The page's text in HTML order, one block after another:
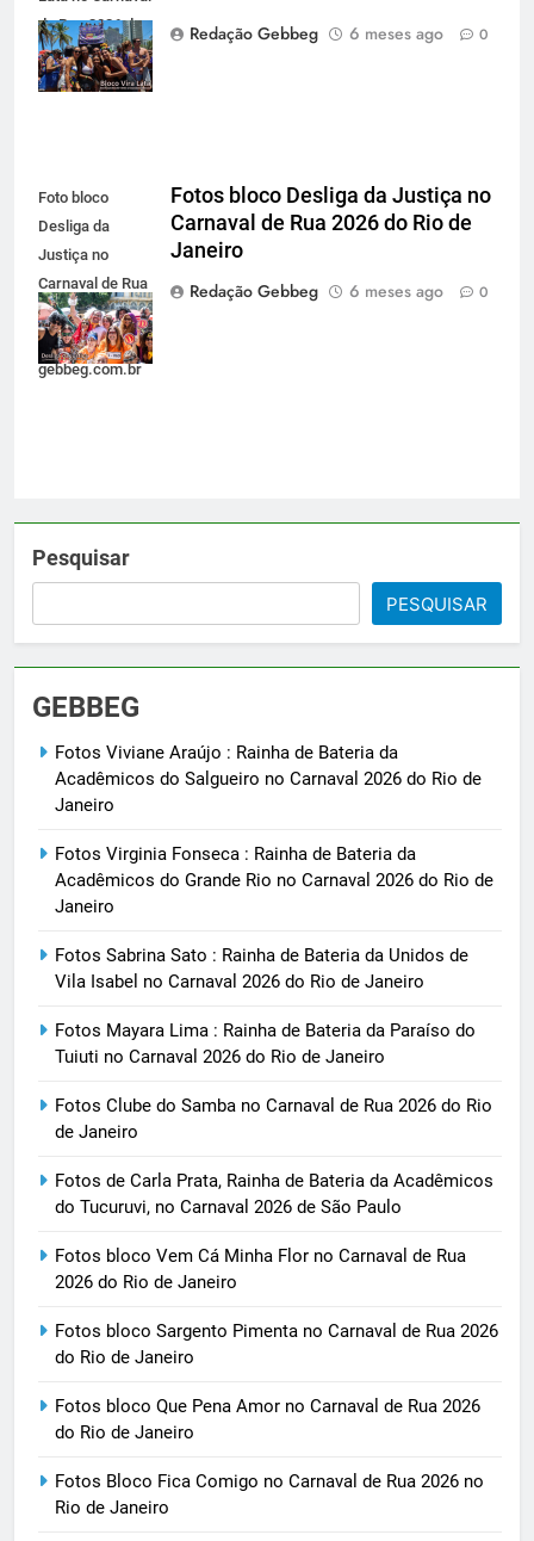
de Rua 2026 do
Rio de Janeiro
Redação Gebbeg
6 meses ago 0
Foto bloco
Desliga da
Justiça no
Carnaval de Rua
2026 do Rio de
Janeiro -
gebbeg.com.br
Fotos bloco Desliga da Justiça no
Carnaval de Rua 2026 do Rio de
Janeiro
Redação Gebbeg
6 meses ago 0
Pesquisar
PESQUISAR
GEBBEG
Fotos Viviane Araújo : Rainha de Bateria da
Acadêmicos do Salgueiro no Carnaval 2026 do Rio de
Janeiro
Fotos Virginia Fonseca : Rainha de Bateria da
Acadêmicos do Grande Rio no Carnaval 2026 do Rio de
Janeiro
Fotos Sabrina Sato : Rainha de Bateria da Unidos de
Vila Isabel no Carnaval 2026 do Rio de Janeiro
Fotos Mayara Lima : Rainha de Bateria da Paraíso do
Tuiuti no Carnaval 2026 do Rio de Janeiro
Fotos Clube do Samba no Carnaval de Rua 2026 do Rio
de Janeiro
Fotos de Carla Prata, Rainha de Bateria da Acadêmicos
do Tucuruvi, no Carnaval 2026 de São Paulo
Fotos bloco Vem Cá Minha Flor no Carnaval de Rua
2026 do Rio de Janeiro
Fotos bloco Sargento Pimenta no Carnaval de Rua 2026
do Rio de Janeiro
Fotos bloco Que Pena Amor no Carnaval de Rua 2026
do Rio de Janeiro
Fotos Bloco Fica Comigo no Carnaval de Rua 2026 no
Rio de Janeiro